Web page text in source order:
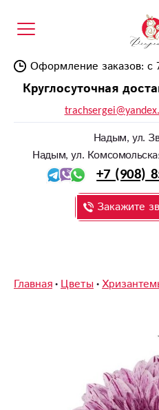
Оформление заказов: с
Круглосуточная
Надым, ул.
Надым, ул.
+7 (908)
Закажите
Главная Цветы